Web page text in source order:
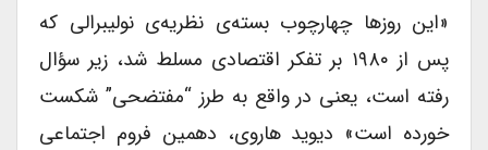
«این روزها چهارچوب بسته‌ی نظریه‌ی نولیبرالی که
پس از ۱۹۸۰ بر تفکر اقتصادی مسلط شد، زیر سؤال
رفته است، یعنی در واقع به طرز “مفتضحی” شکست
خورده است» دیوید هاروی، دهمین فروم اجتماعی